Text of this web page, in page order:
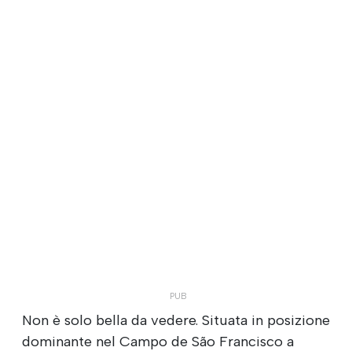
Non è solo bella da vedere. Situata in posizione
dominante nel Campo de São Francisco a